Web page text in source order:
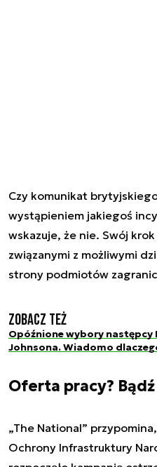
Czy komunikat
wystąpieniem jakiegoś
wskazuje, że nie. Swój
związanymi z możliwymi
strony podmiotów
Zobacz też
Opóźnione wybory następcy
Johnsona. Wiadomo
Oferta pracy?
„The National”
Ochrony Infrastruktury